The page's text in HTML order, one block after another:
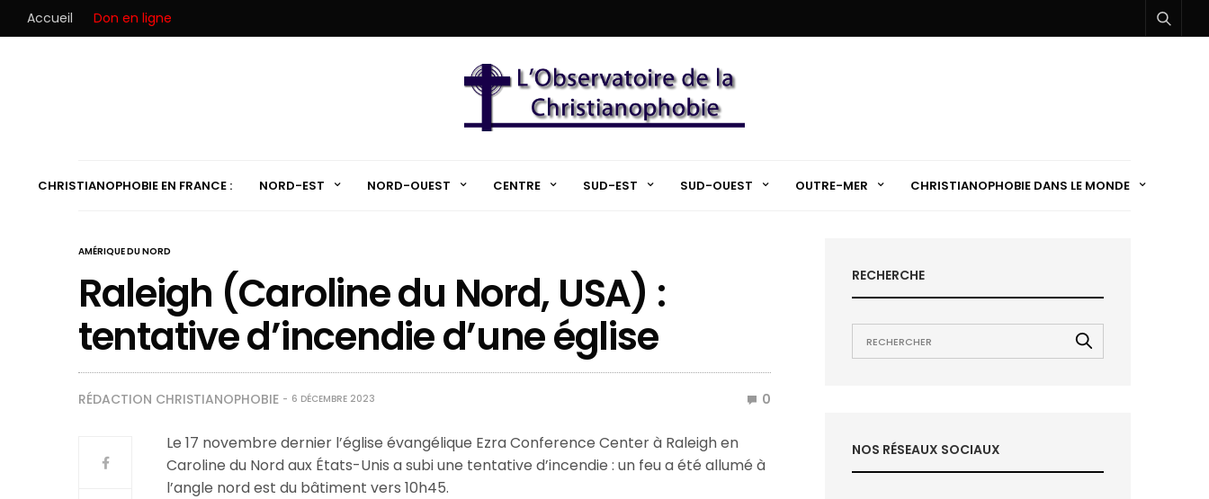
Accueil Don en ligne
CHRISTIANOPHOBIE EN FRANCE : NORD-EST NORD-OUEST CENTRE SUD-EST SUD-OUEST OUTRE-MER CHRISTIANOPHOBIE DANS LE MONDE
AMÉRIQUE DU NORD
Raleigh (Caroline du Nord, USA) :
tentative d’incendie d’une église
RÉDACTION CHRISTIANOPHOBIE 6 DÉCEMBRE 2023 0
Le 17 novembre dernier l’église évangélique Ezra Conference Center à Raleigh en
Caroline du Nord aux États-Unis a subi une tentative d’incendie : un feu a été allumé à
l’angle nord est du bâtiment vers 10h45.
RECHERCHE
NOS RÉSEAUX SOCIAUX